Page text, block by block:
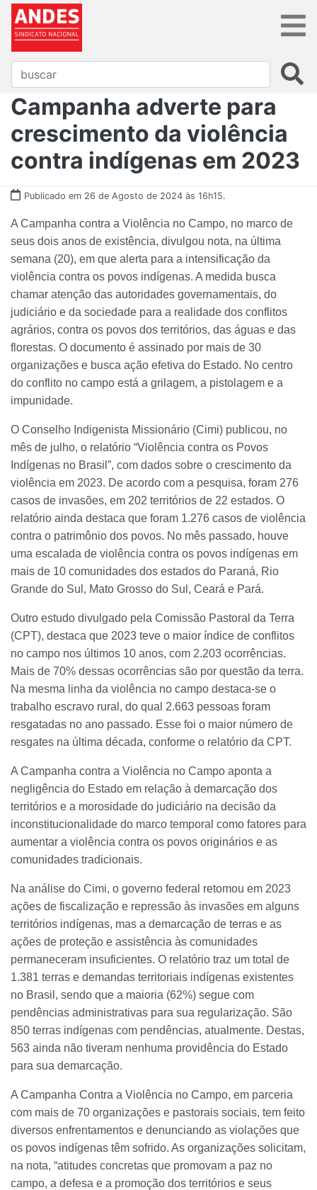
Campanha adverte para
crescimento da violência
contra indígenas em 2023
Publicado em 26 de Agosto de 2024 às 16h15.
A Campanha contra a Violência no Campo, no marco de
seus dois anos de existência, divulgou nota, na última
semana (20), em que alerta para a intensificação da
violência contra os povos indígenas. A medida busca
chamar atenção das autoridades governamentais, do
judiciário e da sociedade para a realidade dos conflitos
agrários, contra os povos dos territórios, das águas e das
florestas. O documento é assinado por mais de 30
organizações e busca ação efetiva do Estado. No centro
do conflito no campo está a grilagem, a pistolagem e a
impunidade.
O Conselho Indigenista Missionário (Cimi) publicou, no
mês de julho, o relatório “Violência contra os Povos
Indígenas no Brasil”, com dados sobre o crescimento da
violência em 2023. De acordo com a pesquisa, foram 276
casos de invasões, em 202 territórios de 22 estados. O
relatório ainda destaca que foram 1.276 casos de violência
contra o patrimônio dos povos. No mês passado, houve
uma escalada de violência contra os povos indígenas em
mais de 10 comunidades dos estados do Paraná, Rio
Grande do Sul, Mato Grosso do Sul, Ceará e Pará.
Outro estudo divulgado pela Comissão Pastoral da Terra
(CPT), destaca que 2023 teve o maior índice de conflitos
no campo nos últimos 10 anos, com 2.203 ocorrências.
Mais de 70% dessas ocorrências são por questão da terra.
Na mesma linha da violência no campo destaca-se o
trabalho escravo rural, do qual 2.663 pessoas foram
resgatadas no ano passado. Esse foi o maior número de
resgates na última década, conforme o relatório da CPT.
A Campanha contra a Violência no Campo aponta a
negligência do Estado em relação à demarcação dos
territórios e a morosidade do judiciário na decisão da
inconstitucionalidade do marco temporal como fatores para
aumentar a violência contra os povos originários e as
comunidades tradicionais.
Na análise do Cimi, o governo federal retomou em 2023
ações de fiscalização e repressão às invasões em alguns
territórios indígenas, mas a demarcação de terras e as
ações de proteção e assistência às comunidades
permaneceram insuficientes. O relatório traz um total de
1.381 terras e demandas territoriais indígenas existentes
no Brasil, sendo que a maioria (62%) segue com
pendências administrativas para sua regularização. São
850 terras indígenas com pendências, atualmente. Destas,
563 ainda não tiveram nenhuma providência do Estado
para sua demarcação.
A Campanha Contra a Violência no Campo, em parceria
com mais de 70 organizações e pastorais sociais, tem feito
diversos enfrentamentos e denunciando as violações que
os povos indígenas têm sofrido. As organizações solicitam,
na nota, “atitudes concretas que promovam a paz no
campo, a defesa e a promoção dos territórios e seus